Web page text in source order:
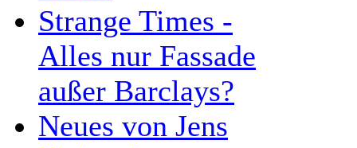
Strange Times -
Alles nur Fassade
außer Barclays?
Neues von Jens